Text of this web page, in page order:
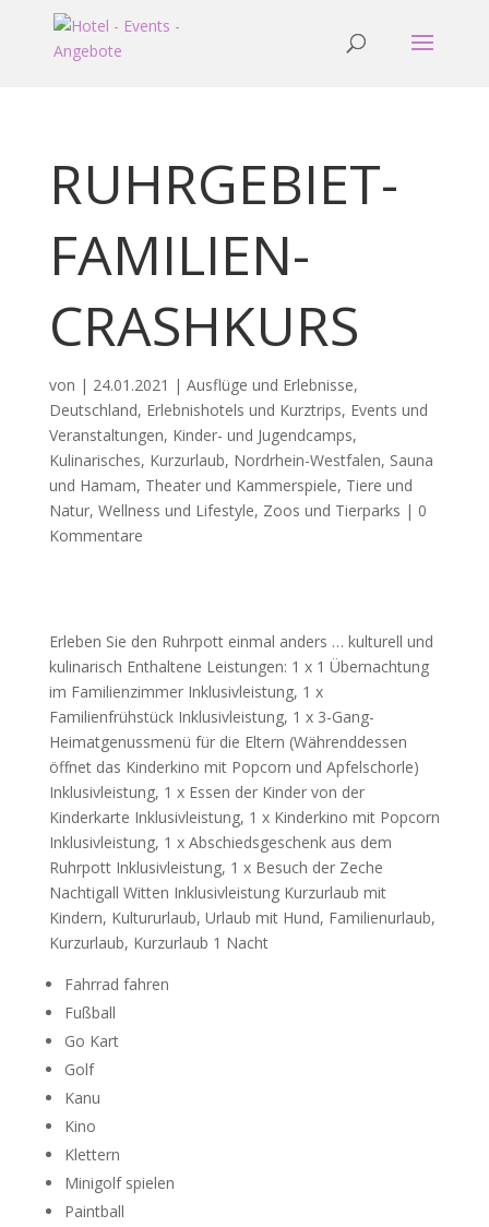
RUHRGEBIET-
FAMILIEN-
CRASHKURS
von | 24.01.2021 | Ausflüge und Erlebnisse,
Deutschland, Erlebnishotels und Kurztrips, Events und
Veranstaltungen, Kinder- und Jugendcamps,
Kulinarisches, Kurzurlaub, Nordrhein-Westfalen, Sauna
und Hamam, Theater und Kammerspiele, Tiere und
Natur, Wellness und Lifestyle, Zoos und Tierparks | 0
Kommentare
Erleben Sie den Ruhrpott einmal anders … kulturell und
kulinarisch Enthaltene Leistungen: 1 x 1 Übernachtung
im Familienzimmer Inklusivleistung, 1 x
Familienfrühstück Inklusivleistung, 1 x 3-Gang-
Heimatgenussmenü für die Eltern (Währenddessen
öffnet das Kinderkino mit Popcorn und Apfelschorle)
Inklusivleistung, 1 x Essen der Kinder von der
Kinderkarte Inklusivleistung, 1 x Kinderkino mit Popcorn
Inklusivleistung, 1 x Abschiedsgeschenk aus dem
Ruhrpott Inklusivleistung, 1 x Besuch der Zeche
Nachtigall Witten Inklusivleistung Kurzurlaub mit
Kindern, Kultururlaub, Urlaub mit Hund, Familienurlaub,
Kurzurlaub, Kurzurlaub 1 Nacht
Fahrrad fahren
Fußball
Go Kart
Golf
Kanu
Kino
Klettern
Minigolf spielen
Paintball